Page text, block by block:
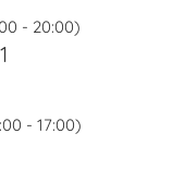
- 20:00)
- 17:00)